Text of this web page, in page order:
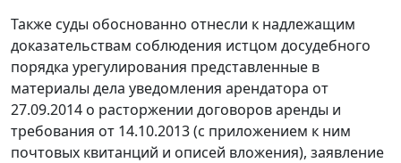
Также суды обоснованно отнесли к надлежащим
доказательствам соблюдения истцом досудебного
порядка урегулирования представленные в
материалы дела уведомления арендатора от
27.09.2014 о расторжении договоров аренды и
требования от 14.10.2013 (с приложением к ним
почтовых квитанций и описей вложения), заявление